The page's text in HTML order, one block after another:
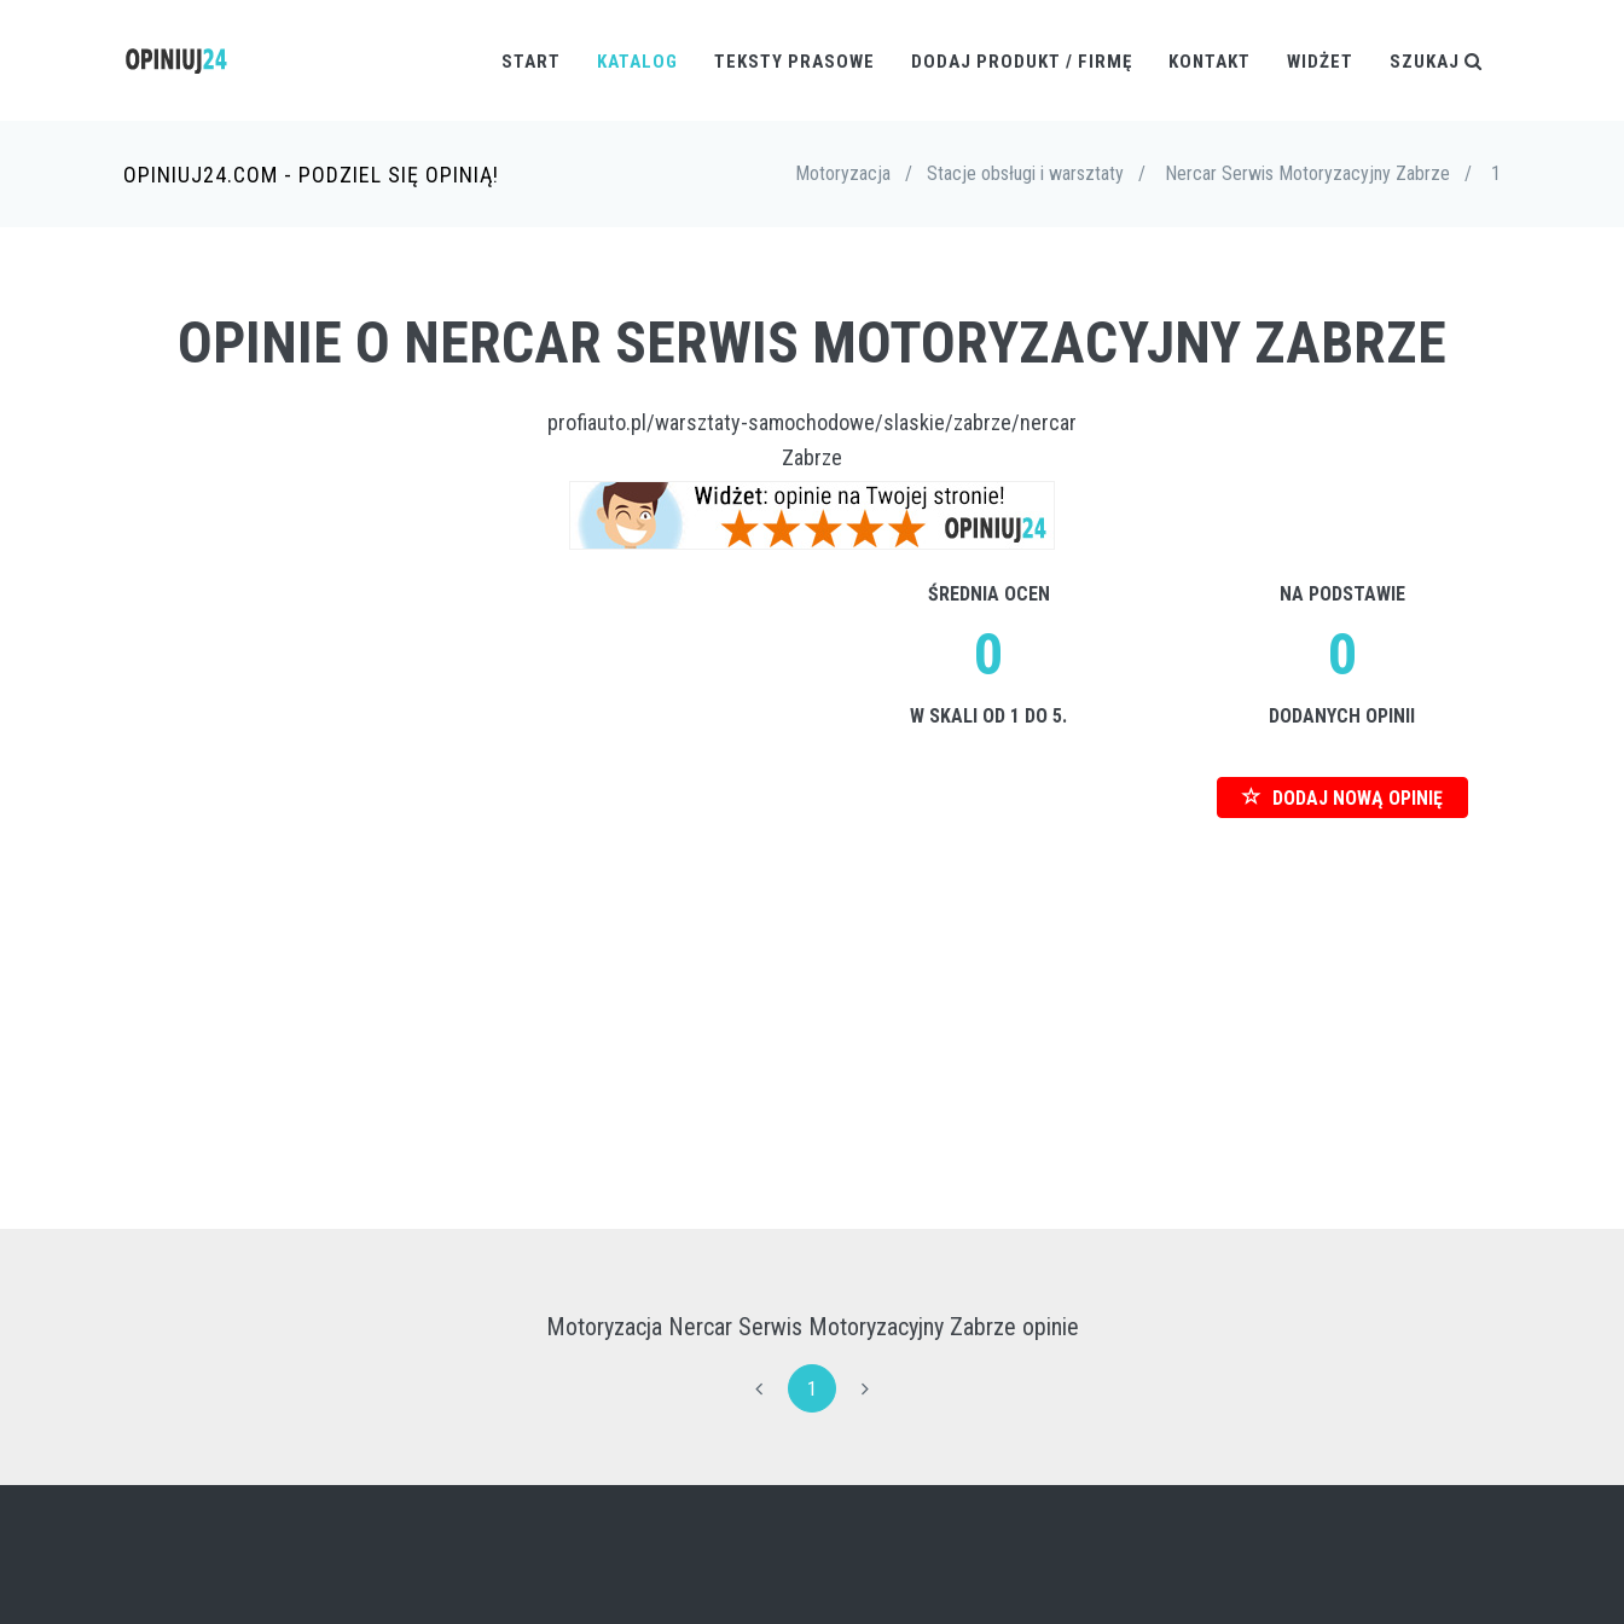
START KATALOG TEKSTY PRASOWE DODAJ PRODUKT / FIRMĘ KONTAKT WIDŻET SZUKAJ
OPINIUJ24.COM - PODZIEL SIĘ OPINIĄ! Motoryzacja / Stacje obsługi i warsztaty / Nercar Serwis Motoryzacyjny Zabrze / 1
OPINIE O NERCAR SERWIS MOTORYZACYJNY ZABRZE
profiauto.pl/warsztaty-samochodowe/slaskie/zabrze/nercar
Zabrze
ŚREDNIA OCEN
0
W SKALI OD 1 DO 5.
NA PODSTAWIE
0
DODANYCH OPINII
DODAJ NOWĄ OPINIĘ
Motoryzacja Nercar Serwis Motoryzacyjny Zabrze opinie
1